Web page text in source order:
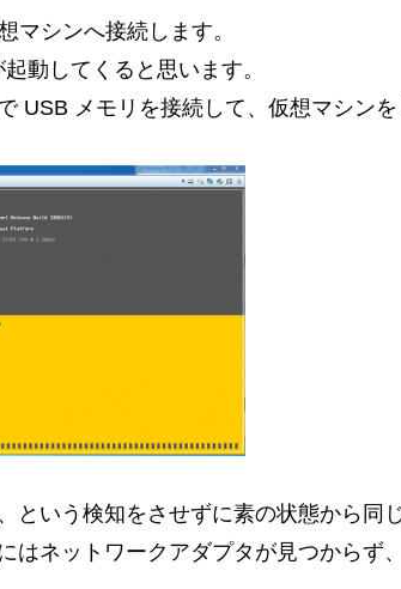
マシンへ接続します。
動してくると思います。
USB メモリを接続して、仮想マシン
いう検知をさせずに素の状態から同
はネットワークアダプタが見つからず